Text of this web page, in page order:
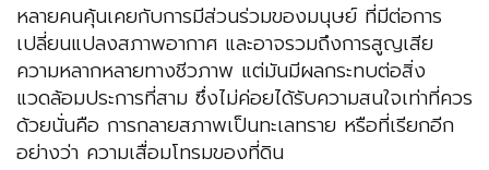
หลายคนคุ้นเคยกับการมีส่วนร่วมของมนุษย์ ที่มีต่อการ
เปลี่ยนแปลงสภาพอากาศ และอาจรวมถึงการสูญเสีย
ความหลากหลายทางชีวภาพ แต่มันมีผลกระทบต่อสิ่ง
แวดล้อมประการที่สาม ซึ่งไม่ค่อยได้รับความสนใจเท่าที่ควร
ด้วยนั่นคือ การกลายสภาพเป็นทะเลทราย หรือที่เรียกอีก
อย่างว่า ความเสื่อมโทรมของที่ดิน